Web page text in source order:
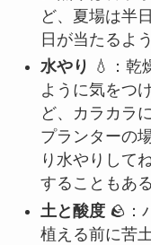
ど、夏場は半
日が当たるよ
水やり 💧：乾
ように気をつ
ど、カラカラ
プランターの
り水やりして
することもある
土と酸度🪨：
植える前に苦